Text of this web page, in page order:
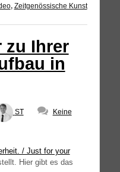
, Zeitgenössische Kunst
zu Ihrer
in
ST
Keine
/ Just for your
Hier gibt es das